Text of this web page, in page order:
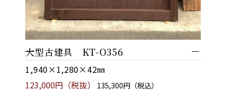
大型古建具 KT-O356
1,940×1,280×42㎜
123,000円（税抜）
135,300円（税込）